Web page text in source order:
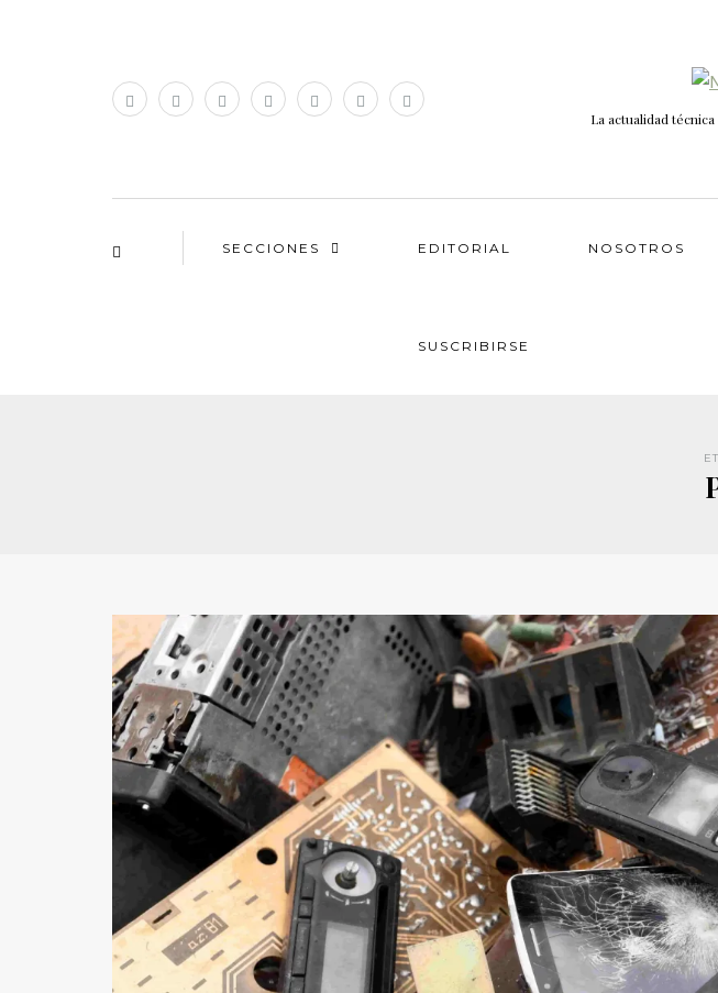
La actualidad
SECCIONES EDITORIAL NOSOTROS
SUSCRIBIRSE